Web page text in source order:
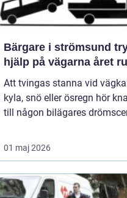
Bärgare i strömsund trygg
hjälp på vägarna året
Att tvingas stanna vid
kyla, snö eller ösregn hör
till någon bilägares
01 maj 2026